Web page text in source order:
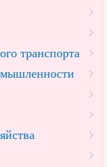
транспорта